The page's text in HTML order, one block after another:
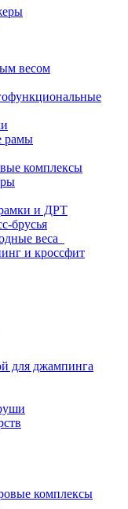
весом
рамы
комплексы
и ДРТ
брусья
веса
и кроссфит
для джампинга
комплексы